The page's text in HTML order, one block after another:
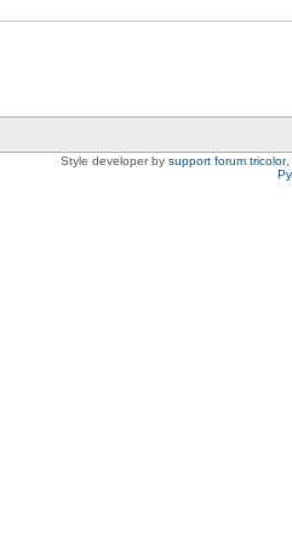
Style developer by support forum tricolor,